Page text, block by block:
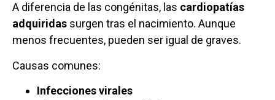
A diferencia de las congénitas, las cardiopatías
adquiridas surgen tras el nacimiento. Aunque
menos frecuentes, pueden ser igual de graves.
Causas comunes:
Infecciones virales